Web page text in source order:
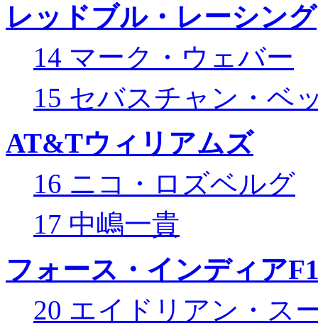
レッドブル・レーシング
14 マーク・ウェバー
15 セバスチャン・ベ
AT&Tウィリアムズ
16 ニコ・ロズベルグ
17 中嶋一貴
フォース・インディア
20 エイドリアン・ス